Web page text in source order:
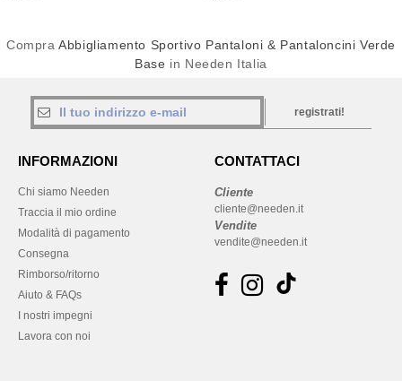
CompraAbbigliamento Sportivo Pantaloni & Pantaloncini Verde
Base in Needen Italia
registrati!
INFORMAZIONI
Chi siamo Needen
Traccia il mio ordine
Modalità di pagamento
Consegna
Rimborso/ritorno
Aiuto & FAQs
I nostri impegni
Lavora con noi
CONTATTACI
Cliente
cliente@needen.it
Vendite
vendite@needen.it